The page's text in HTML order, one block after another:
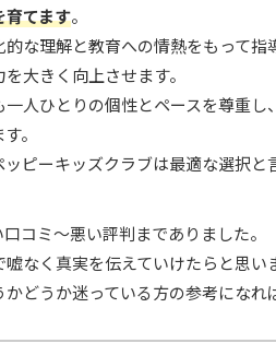
育てます。
な理解と教育への情熱をもって指
大きく向上させます。
一人ひとりの個性とペースを尊重し
す。
ピーキッズクラブは最適な選択と
コミ～悪い評判までありました。
なく真実を伝えていけたらと思い
どうか迷っている方の参考になれ